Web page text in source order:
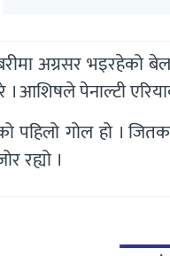
अग्रसर भइरहेको
आशिषले पेनाल्टी
पहिलो गोल हो ।
रह्यो ।